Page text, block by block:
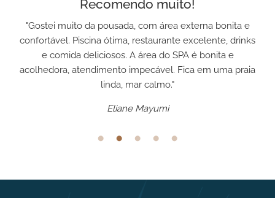
Lugar paradisíaco!
"Estrutura externa maravilhosa, quarto espaçoso, limpo
e confortável, atendimento solicito e educado. O
restaurante Chicama oferece cardápio variado e tudo
estava delicioso. Lugar perfeito para relaxar em família."